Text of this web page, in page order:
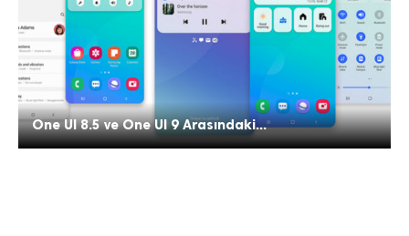
One UI 8.5 ve One UI 9 Arasındaki...